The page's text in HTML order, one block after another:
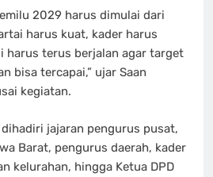
2029 harus dimulai dari
harus kuat, kader harus
harus terus berjalan agar target
bisa tercapai,” ujar Saan
kegiatan.
jajaran pengurus pusat,
Barat, pengurus daerah, kader
kelurahan, hingga Ketua DPD